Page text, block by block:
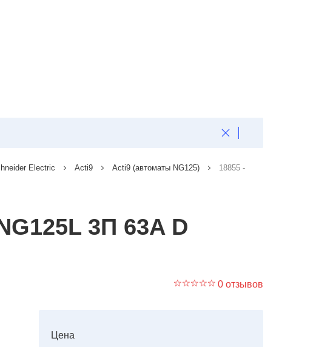
Electric Acti9 Acti9 (автоматы NG125)
18855 -
3П 63A D
0 отзывов
Цена